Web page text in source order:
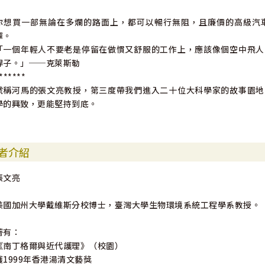
想買一部無論在多爛的路面上，都可以暢行無阻，且廉價的高級
一個年輕人不要老是停留在做慣又舒服的工作上，應該像個空中飛
子。」──克萊斯勒
稱河馬的張文亮教授，第三度帶我們進入二十位大科學家的故事園
的興致，更能堅持到底。
介紹
文亮
國加州大學戴維斯分校博士，臺灣大學生物環境系統工程學系教授。
：
南丁格爾與近代護理》（校園）
1999年香港湯清文藝獎